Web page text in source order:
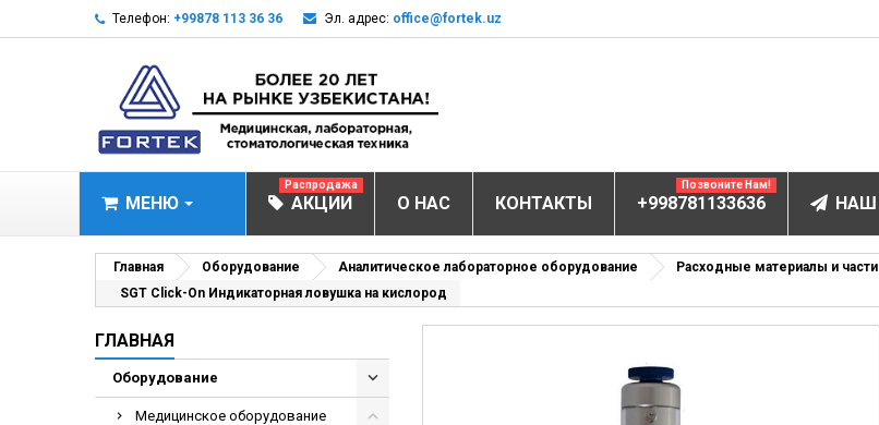
Телефон: +99878 113 36 36 Эл. адрес: office@fortek.uz
МЕНЮ
МЕДИЦИНСКОЕ ОБОРУДОВАНИЕ
Анализаторы электролитов
Анализаторы иммунохемилюминесцентные (ИХЛА)
АКЦИИ
Распродажа
О НАС КОНТАКТЫ +998781133636
Позвоните Нам!
НАШ
Главная Оборудование Аналитическое лабораторное оборудование
Расходные материалы и
SGT Click-On Индикаторная ловушка на кислород
ГЛАВНАЯ
Оборудование
Медицинское оборудование